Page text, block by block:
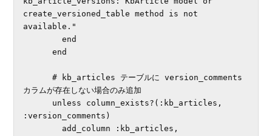
create_versioned_table method is not
available."
        end
      end
      # kb_articles テーブルに version_comments
カラムが存在しない場合のみ追加
:version_comments)